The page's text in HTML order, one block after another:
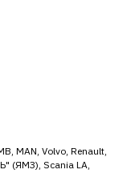
MAN, Volvo, Renault,
(ЯМЗ), Scania LA,